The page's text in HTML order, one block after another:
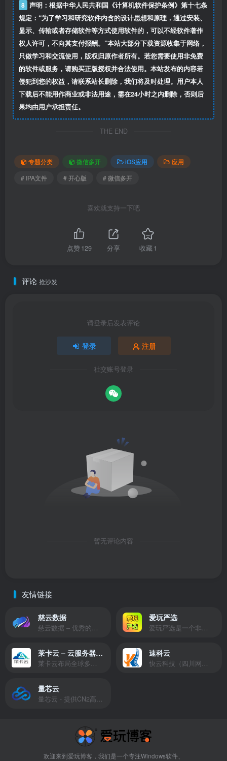
8 声明：根据中华人民共和国《计算机软件保护条例》第十七条
规定：“为了学习和研究软件内含的设计思想和原理，通过安装、
显示、传输或者存储软件等方式使用软件的，可以不经软件著作
权人许可，不向其支付报酬。”本站大部分下载资源收集于网络，
只做学习和交流使用，版权归原作者所有。若您需要使用非免费
的软件或服务，请购买正版授权并合法使用。本站发布的内容若
侵犯到您的权益，请联系站长删除，我们将及时处理。用户本人
下载后不能用作商业或非法用途，需在24小时之内删除，否则后
果均由用户承担责任。
THE END
专题分类 微信多开 iOS应用
应用
# IPA文件
# 开心版 # 微信多开
喜欢就支持一下吧
点赞129 分享 收藏1
评论 抢沙发
请登录后发表评论
登录 注册
社交账号登录
暂无评论内容
友情链接
慈云数据
慈云数据 – 优秀的云服务器服务商，提供最具有性价比的产品。慈云数据是开发者必不可少的良心云
爱玩严选
爱玩严选是一个非常有保障且性价比极高的虚拟商城，包括但不限于苹果证书、技术指导、会员充值等多种虚拟服务！
莱卡云 – 云服务器提供商
莱卡云布局全球多个地理区域。提供服务有：境外云服务器、国内云服务器、独立服务器、服务器托管、CDN、SSL证书、游戏服务器等业务。
速科云
快云科技（四川网联快云科技有限公司）成立于2021年，主营互联网业务平台服务提供商。公司专注为用户提供低价高性能云计算产品，致力于云计算应用的易用性开发，并引导云计算在国内普及
量芯云
量芯云 - 提供CN2高速香港美国云服务器&专业高防服务器租用等云服务器供应商
欢迎来到爱玩博客，我们是一个专注Windows软件、